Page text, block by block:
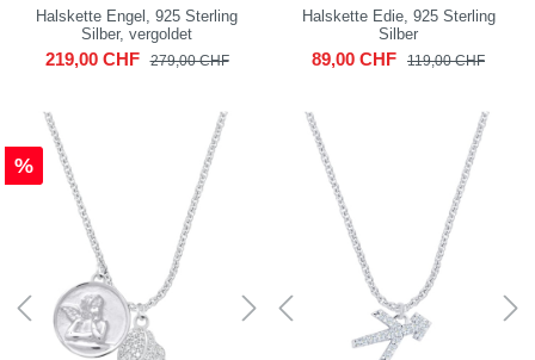
Halskette Engel, 925 Sterling
Silber, vergoldet
219,00 CHF 279,00 CHF
Halskette Edie, 925 Sterling
Silber
89,00 CHF 119,00 CHF
%